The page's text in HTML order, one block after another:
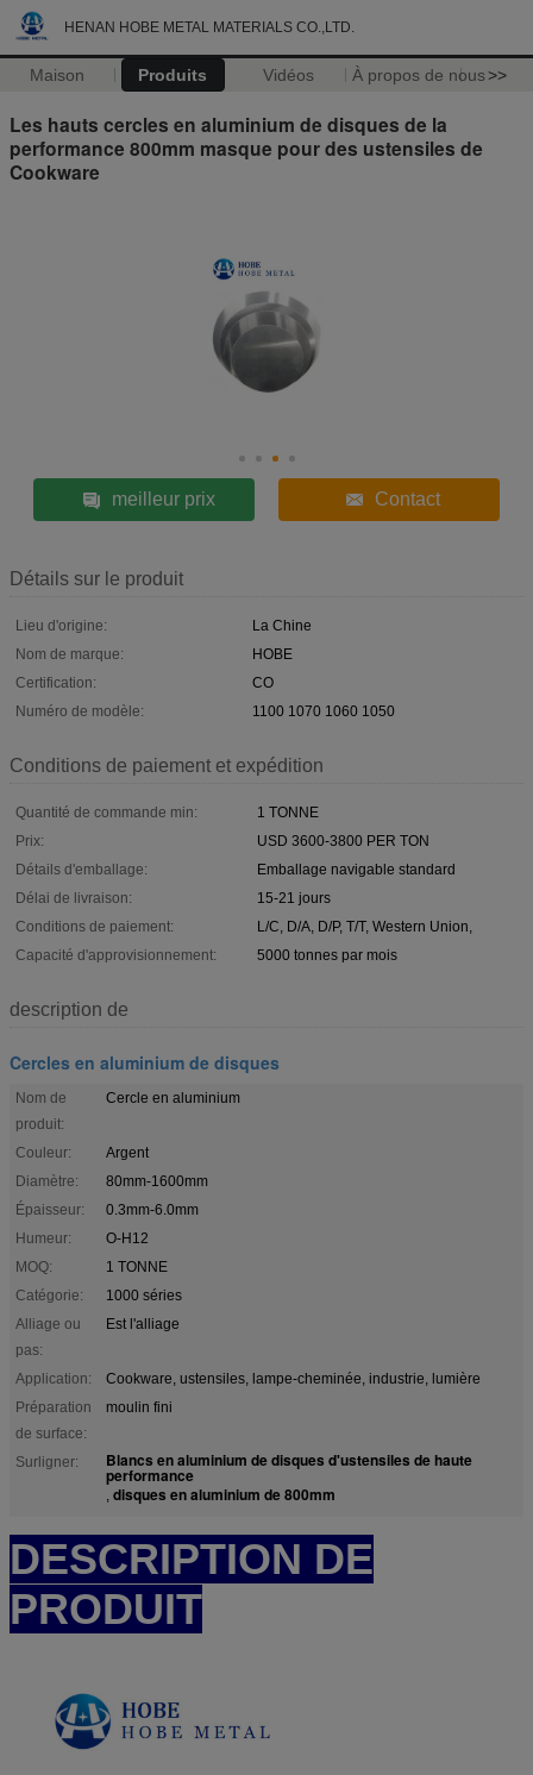
HENAN HOBE METAL MATERIALS CO.,LTD.
Maison Produits Vidéos À propos de nous>>
Les hauts cercles en aluminium de disques de la
performance 800mm masque pour des ustensiles de
Cookware
meilleur prix Contact
Détails sur le produit
Lieu d'origine:
La Chine
Nom de marque:
HOBE
Certification:
CO
Numéro de modèle:
1100 1070 1060 1050
Conditions de paiement et expédition
Quantité de commande min:
1 TONNE
Prix:
USD 3600-3800 PER TON
Détails d'emballage:
Emballage navigable standard
Délai de livraison:
15-21 jours
Conditions de paiement:
L/C, D/A, D/P, T/T, Western Union,
Capacité d'approvisionnement:
5000 tonnes par mois
description de
Cercles en aluminium de disques
Nom de
produit:
Cercle en aluminium
Couleur:
Argent
Diamètre:
80mm-1600mm
Épaisseur:
0.3mm-6.0mm
Humeur:
O-H12
MOQ:
1 TONNE
Catégorie:
1000 séries
Alliage ou
pas:
Est l'alliage
Application:
Cookware, ustensiles, lampe-cheminée, industrie, lumière
Préparation
de surface:
moulin fini
Surligner: Blancs en aluminium de disques d'ustensiles de haute
performance
, disques en aluminium de 800mm
DESCRIPTION DE
PRODUIT